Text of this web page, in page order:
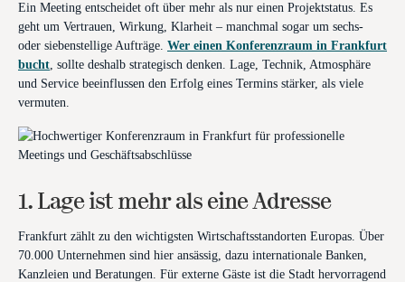
Ein Meeting entscheidet oft über mehr als nur einen Projektstatus. Es
geht um Vertrauen, Wirkung, Klarheit – manchmal sogar um sechs-
oder siebenstellige Aufträge. Wer einen Konferenzraum in Frankfurt
bucht, sollte deshalb strategisch denken. Lage, Technik, Atmosphäre
und Service beeinflussen den Erfolg eines Termins stärker, als viele
vermuten.
1. Lage ist mehr als eine Adresse
Frankfurt zählt zu den wichtigsten Wirtschaftsstandorten Europas. Über
70.000 Unternehmen sind hier ansässig, dazu internationale Banken,
Kanzleien und Beratungen. Für externe Gäste ist die Stadt hervorragend